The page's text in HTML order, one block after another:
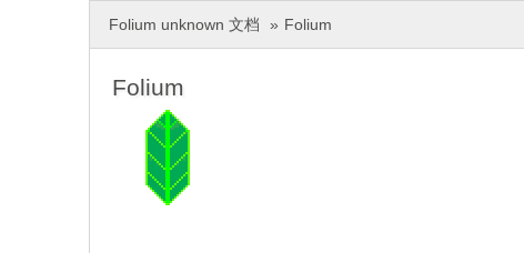
Folium unknown 文档 » Folium
Folium